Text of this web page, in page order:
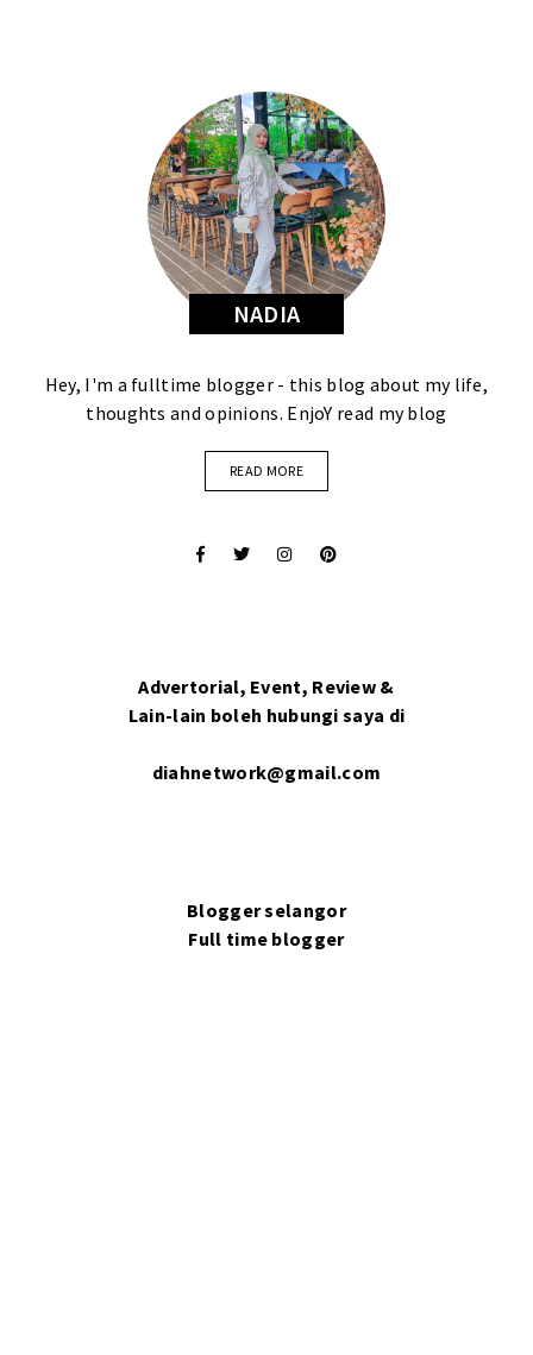
NADIA
Hey, I'm a fulltime blogger - this blog about my life,
thoughts and opinions. EnjoY read my blog
READ MORE
Advertorial, Event, Review &
Lain-lain boleh hubungi saya di
diahnetwork@gmail.com
Blogger selangor
Full time blogger